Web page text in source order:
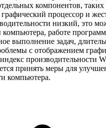
компонентов, таких
процессор и
низкий, это
компьютера, работе
выполнение задач,
с отображением
производительности
принять меры для
компьютера.